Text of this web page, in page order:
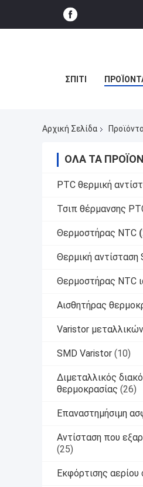
ΣΠΊΤΙ
Αρχική Σελίδα
ΌΛΑ ΤΑ
PTC θερμική
Τσιπ θέρμανσης
Θερμοστήρας NTC
Θερμική αντίσταση
Θερμοστήρας NTC
Αισθητήρας
Varistor
SMD Varistor (10)
Διμεταλλικός
θερμοκρασίας (26)
Επαναστημήσιμη
Αντίσταση που
(25)
Εκφόρτισης